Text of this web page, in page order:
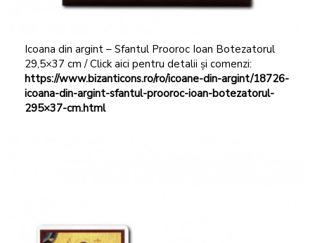
Icoana din argint – Sfantul Prooroc Ioan Botezatorul
29,5×37 cm / Click aici pentru detalii și comenzi:
https://www.bizanticons.ro/ro/icoane-din-argint/18726-
icoana-din-argint-sfantul-prooroc-ioan-botezatorul-
295×37-cm.html